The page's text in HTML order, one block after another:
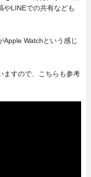
やLINEでの共有なども
Apple Watchという感じ
ますので、こちらも参考